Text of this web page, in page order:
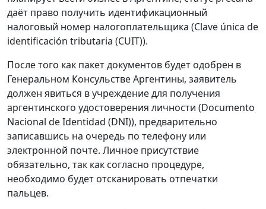
даёт право получить идентификационный
налоговый номер налогоплательщика (Clave única de
identificación tributaria (CUIT)).
После того как пакет документов будет одобрен в
Генеральном Консульстве Аргентины, заявитель
должен явиться в учреждение для получения
аргентинского удостоверения личности (Documento
Nacional de Identidad (DNI)), предварительно
записавшись на очередь по телефону или
электронной почте. Личное присутствие
обязательно, так как согласно процедуре,
необходимо будет отсканировать отпечатки
пальцев.